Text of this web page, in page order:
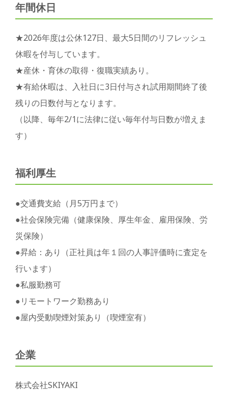
年間休日
★2026年度は公休127日、最大5日間のリフレッシュ
休暇を付与しています。
★産休・育休の取得・復職実績あり。
★有給休暇は、入社日に3日付与され試用期間終了後
残りの日数付与となります。
（以降、毎年2/1に法律に従い毎年付与日数が増えま
す）
福利厚生
●交通費支給（月5万円まで）
●社会保険完備（健康保険、厚生年金、雇用保険、労
災保険）
●昇給：あり（正社員は年１回の人事評価時に査定を
行います）
●私服勤務可
●リモートワーク勤務あり
●屋内受動喫煙対策あり（喫煙室有）
企業
株式会社SKIYAKI